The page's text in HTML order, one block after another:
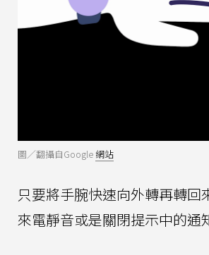
圖／翻攝自Google網站
只要將手腕快速向外轉再轉回
來電靜音或是關閉提示中的通